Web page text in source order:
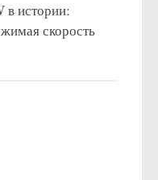
истории:
скорость